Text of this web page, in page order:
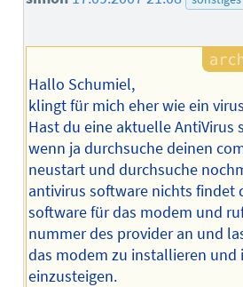
Hallo Schumiel,
klingt für mich eher wie ein
Hast du eine aktuelle AntiVirus
wenn ja durchsuche deinen
neustart und durchsuche
antivirus software nichts findet
software für das modem und
nummer des provider an und
das modem zu installieren und
einzusteigen.